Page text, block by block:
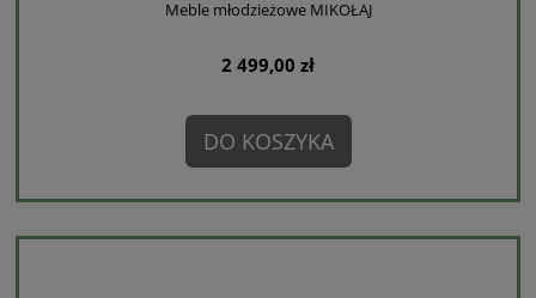
Meble młodzieżowe MIKOŁAJ
2 499,00 zł
DO KOSZYKA